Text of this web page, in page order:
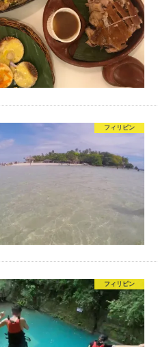
フィリピン
フィリピン